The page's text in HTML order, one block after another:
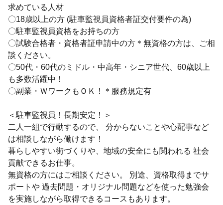
求めている人材
〇18歳以上の方 (駐車監視員資格者証交付要件の為)
〇駐車監視員資格をお持ちの方
〇試験合格者・資格者証申請中の方＊無資格の方は、ご相
談ください。
〇50代・60代のミドル・中高年・シニア世代、60歳以上
も多数活躍中！
〇副業・ＷワークもＯＫ！＊服務規定有
＜駐車監視員！長期安定！＞
二人一組で行動するので、 分からないことや心配事など
は相談しながら働けます！
暮らしやすい街づくりや、地域の安全にも関われる 社会
貢献できるお仕事。
無資格の方にはご相談ください。 別途、資格取得までサ
ポートや 過去問題・オリジナル問題などを使った勉強会
を実施しながら取得できるコースもあります。